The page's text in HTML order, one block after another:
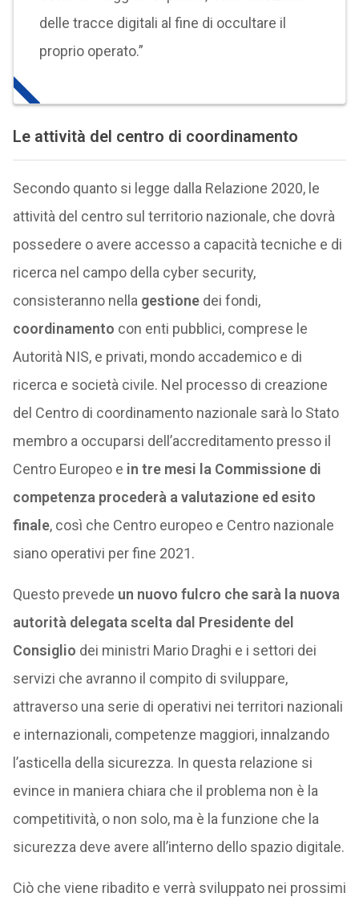
delle tracce digitali al fine di occultare il
proprio operato.”
Le attività del centro di coordinamento
Secondo quanto si legge dalla Relazione 2020, le
attività del centro sul territorio nazionale, che dovrà
possedere o avere accesso a capacità tecniche e di
ricerca nel campo della cyber security,
consisteranno nella gestionedei fondi,
coordinamento con enti pubblici, comprese le
Autorità NIS, e privati, mondo accademico e di
ricerca e società civile. Nel processo di creazione
del Centro di coordinamento nazionale sarà lo Stato
membro a occuparsi dell’accreditamento presso il
Centro Europeo e in tre mesi la Commissione di
competenza procederà a valutazione ed esito
finale, così che Centro europeo e Centro nazionale
siano operativi per fine 2021.
Questo prevede un nuovo fulcro che sarà la nuova
autorità delegata scelta dal Presidente del
Consiglio dei ministri Mario Draghi e i settori dei
servizi che avranno il compito di sviluppare,
attraverso una serie di operativi nei territori nazionali
e internazionali, competenze maggiori, innalzando
l’asticella della sicurezza. In questa relazione si
evince in maniera chiara che il problema non è la
competitività, o non solo, ma è la funzione che la
sicurezza deve avere all’interno dello spazio digitale.
Ciò che viene ribadito e verrà sviluppato nei prossimi